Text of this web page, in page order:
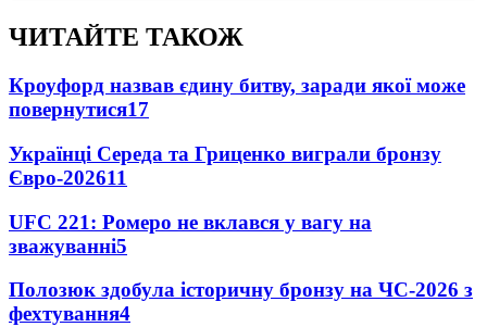
ЧИТАЙТЕ ТАКОЖ
Кроуфорд назвав єдину битву, заради якої може
повернутися17
Українці Середа та Гриценко виграли бронзу
Євро-202611
UFC 221: Ромеро не вклався у вагу на
зважуванні5
Полозюк здобула історичну бронзу на ЧС-2026 з
фехтування4